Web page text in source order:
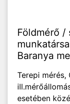
Földmérő /
Baranya
Terepi mérés,
esetében